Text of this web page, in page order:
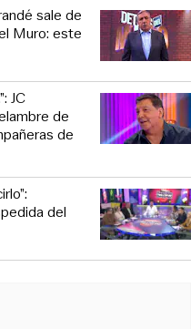
sale de
Muro: este
JC
de
de
del